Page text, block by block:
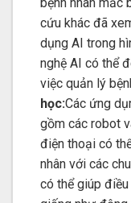
cứu khác đã
dụng AI trong
nghệ AI có thể
việc quản lý
học:Các ứng
gồm các robot
điện thoại có
nhân với các
có thể giúp